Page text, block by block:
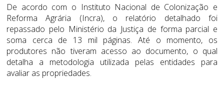
De acordo com o Instituto Nacional de Colonização e
Reforma Agrária (Incra), o relatório detalhado foi
repassado pelo Ministério da Justiça de forma parcial e
soma cerca de 13 mil páginas. Até o momento, os
produtores não tiveram acesso ao documento, o qual
detalha a metodologia utilizada pelas entidades para
avaliar as propriedades.